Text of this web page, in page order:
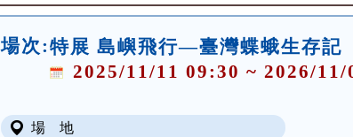
場次:特展 島嶼飛行—臺灣蝶蛾生存記
2025/11/11 09:30 ~ 2026/11/
場 地